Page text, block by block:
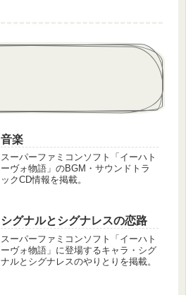
音楽
スーパーファミコンソフト「イーハト
ーヴォ物語」のBGM・サウンドトラ
ックCD情報を掲載。
シグナルとシグナレスの恋路
スーパーファミコンソフト「イーハト
ーヴォ物語」に登場するキャラ・シグ
ナルとシグナレスのやりとりを掲載。